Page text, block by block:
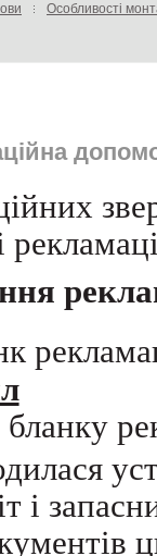
Особливості
і